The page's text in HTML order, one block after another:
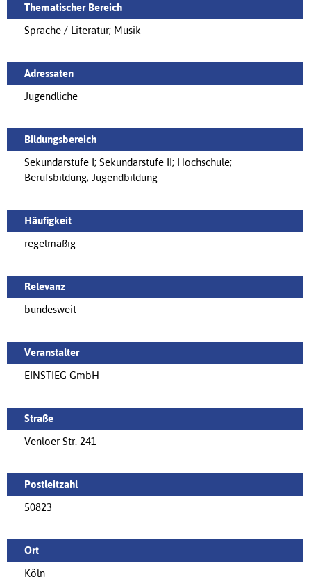
Thematischer Bereich
Sprache / Literatur; Musik
Adressaten
Jugendliche
Bildungsbereich
Sekundarstufe I; Sekundarstufe II; Hochschule;
Berufsbildung; Jugendbildung
Häufigkeit
regelmäßig
Relevanz
bundesweit
Veranstalter
EINSTIEG GmbH
Straße
Venloer Str. 241
Postleitzahl
50823
Ort
Köln